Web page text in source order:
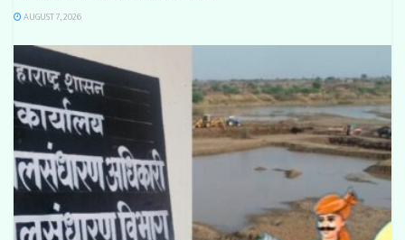
AUGUST 7, 2026